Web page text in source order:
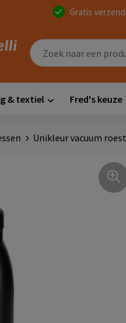
Gratis
& textiel Fred's keuze
Unikleur vacuum